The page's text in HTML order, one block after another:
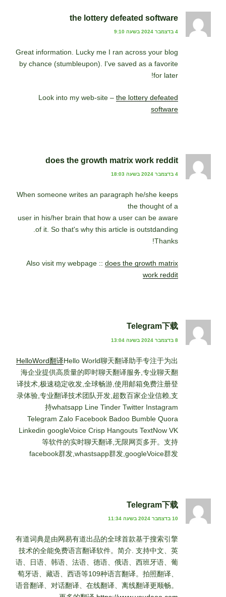
the lottery defeated software
4 בדצמבר 2024 בשעה 9:10
Great information. Lucky me I ran across your blog
by chance (stumbleupon). I've saved as a favorite
for later!
Look into my web-site – the lottery defeated
software
does the growth matrix work reddit
4 בדצמבר 2024 בשעה 18:03
When someone writes an paragraph he/she keeps
the thought of a
user in his/her brain that how a user can be aware
of it. So that's why this article is outstdanding.
Thanks!
Also visit my webpage :: does the growth matrix
work reddit
Telegram下载
8 בדצמבר 2024 בשעה 13:04
HelloWord翻译Hello World聊天翻译助手专注于为出
海企业提供高质量的即时聊天翻译服务,专业聊天翻
译技术,极速稳定收发,全球畅游,使用邮箱免费注册登
录体验,专业翻译技术团队开发,超数百家企业信赖,支
持whatsapp Line Tinder Twitter Instagram
Telegram Zalo Facebook Badoo Bumble Quora
Linkedin googleVoice Crisp Hangouts TextNow VK
等软件的实时聊天翻译,无限网页多开。支持
facebook群发,whastsapp群发,googleVoice群发
Telegram下载
10 בדצמבר 2024 בשעה 11:34
有道词典是由网易有道出品的全球首款基于搜索引擎
技术的全能免费语言翻译软件。简介. 支持中文、英
语、日语、韩语、法语、德语、俄语、西班牙语、葡
萄牙语、藏语、西语等109种语言翻译。拍照翻译、
语音翻译、对话翻译、在线翻译、离线翻译更顺畅。